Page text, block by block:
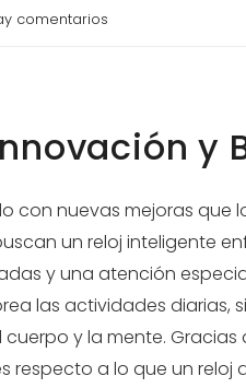
comentarios
y
con nuevas mejoras que
un reloj inteligente
y una atención
las actividades diarias,
y la mente. Gracias
respecto a lo que un reloj